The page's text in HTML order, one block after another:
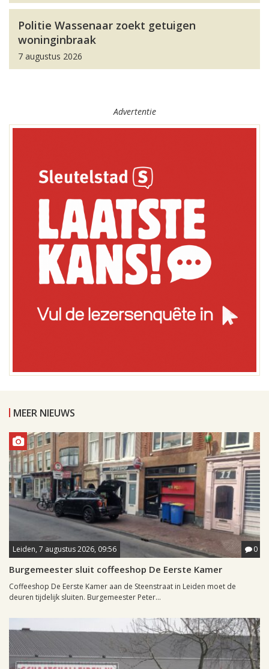
Politie Wassenaar zoekt getuigen
woninginbraak
7 augustus 2026
Advertentie
MEER NIEUWS
Leiden, 7 augustus 2026, 09:56 0
Burgemeester sluit coffeeshop De Eerste Kamer
Coffeeshop De Eerste Kamer aan de Steenstraat in Leiden moet de
deuren tijdelijk sluiten. Burgemeester Peter...